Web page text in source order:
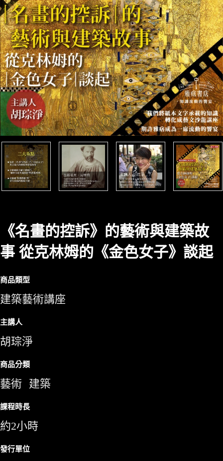
《名畫的控訴》的藝術與建築故
事 從克林姆的《金色女子》談起
商品類型
建築藝術講座
主講人
胡琮淨
商品分類
藝術 建築
課程時長
約2小時
發行單位